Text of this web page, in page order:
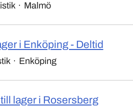
· Malmö
i Enköping - Deltid
· Enköping
lager i Rosersberg